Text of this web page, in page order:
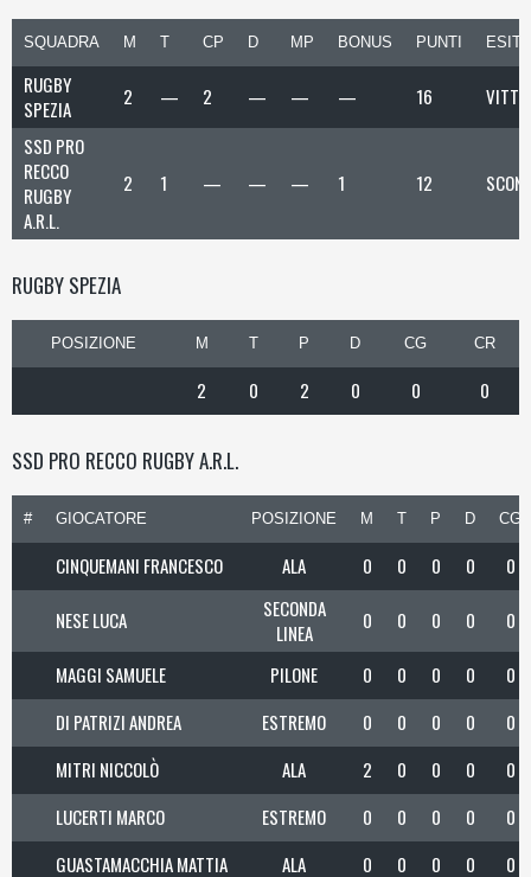
SQUADRA M T CP D MP BONUS PUNTI
RUGBY
SPEZIA
2 — 2 — — — 16
SSD PRO
RECCO
RUGBY
A.R.L.
2 1 — — — 1 12
RUGBY SPEZIA
POSIZIONE M T P D CG CR
2 0 2 0 0 0
SSD PRO RECCO RUGBY A.R.L.
# GIOCATORE POSIZIONE M T P D CG
CINQUEMANI FRANCESCO ALA 0 0 0 0 0
NESE LUCA
SECONDA
LINEA
0 0 0 0 0
MAGGI SAMUELE PILONE 0 0 0 0
0
DI PATRIZI ANDREA
ESTREMO 0 0 0 0
0
MITRI NICCOLÒ
ALA 2 0 0 0
0
LUCERTI MARCO
ESTREMO 0 0 0 0
0
GUASTAMACCHIA MATTIA
ALA 0 0 0 0
0